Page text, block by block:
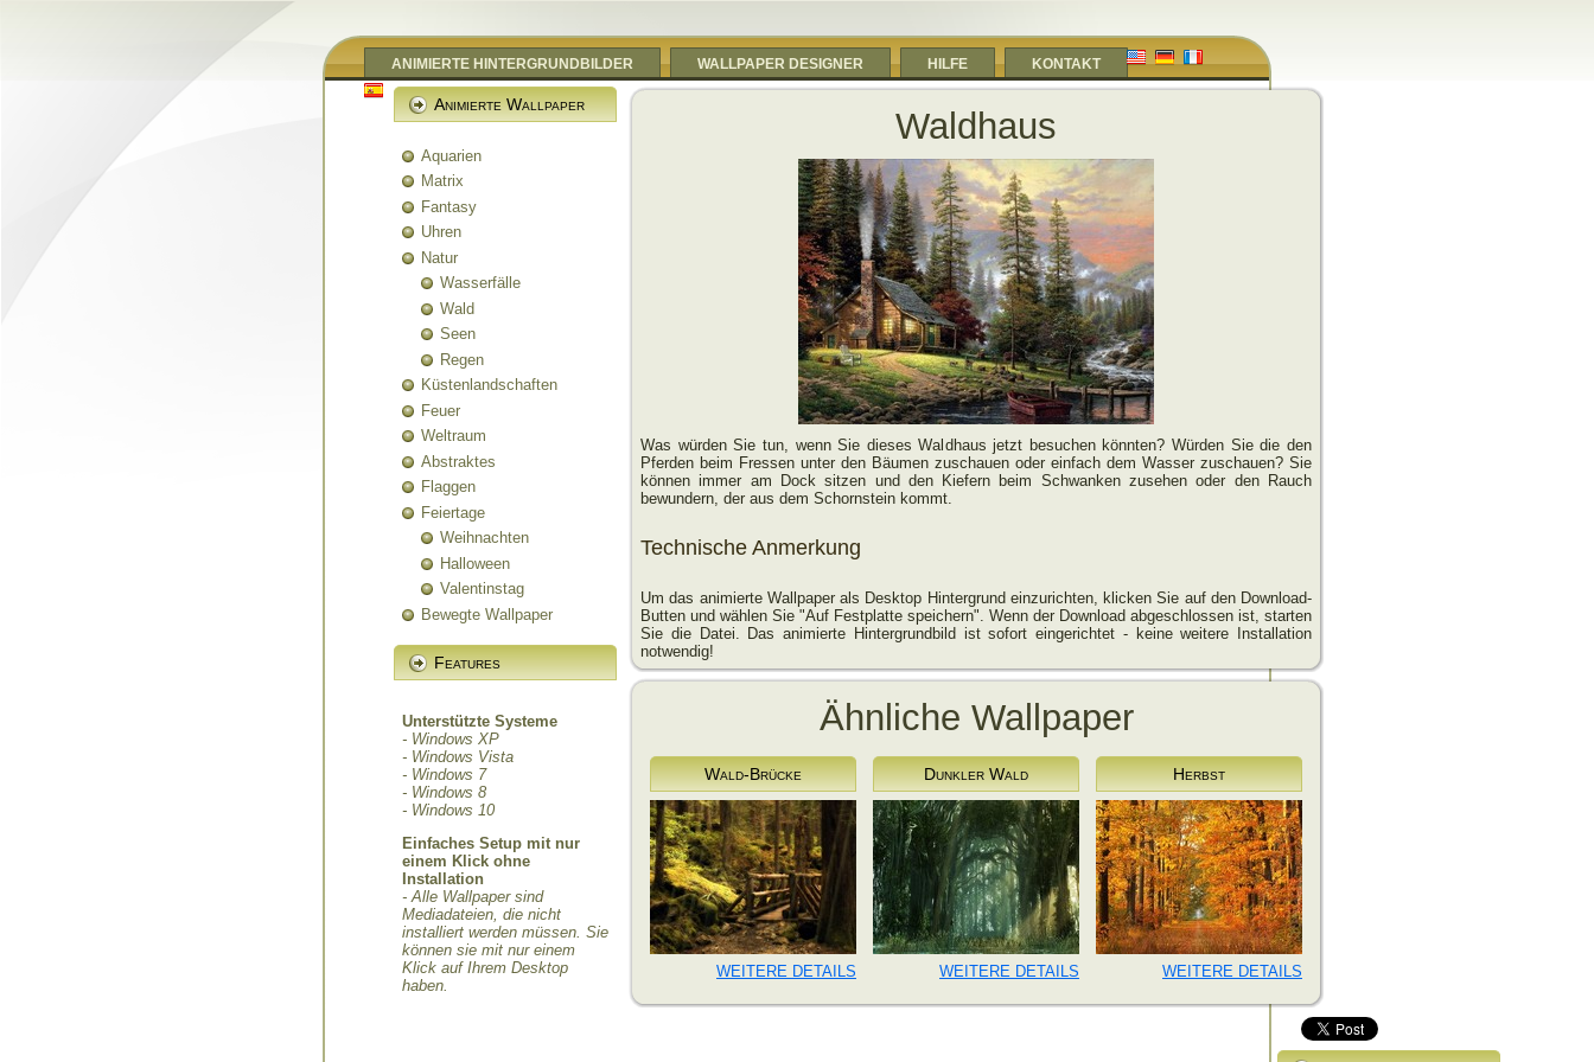
ANIMIERTE HINTERGRUNDBILDER WALLPAPER DESIGNER HILFE KONTAKT
Animierte Wallpaper
Aquarien
Matrix
Fantasy
Uhren
Natur
Wasserfälle
Wald
Seen
Regen
Küstenlandschaften
Feuer
Weltraum
Abstraktes
Flaggen
Feiertage
Weihnachten
Halloween
Valentinstag
Bewegte Wallpaper
Features
Unterstützte Systeme
- Windows XP
- Windows Vista
- Windows 7
- Windows 8
- Windows 10
Einfaches Setup mit nur
einem Klick ohne
Installation
- Alle Wallpaper sind
Mediadateien, die nicht
installiert werden müssen. Sie
können sie mit nur einem
Klick auf Ihrem Desktop
haben.
Waldhaus
Was würden Sie tun, wenn Sie dieses Waldhaus jetzt besuchen könnten? Würden Sie die den
Pferden beim Fressen unter den Bäumen zuschauen oder einfach dem Wasser zuschauen? Sie
können immer am Dock sitzen und den Kiefern beim Schwanken zusehen oder den Rauch
bewundern, der aus dem Schornstein kommt.
Technische Anmerkung
Um das animierte Wallpaper als Desktop Hintergrund einzurichten, klicken Sie auf den Download-
Butten und wählen Sie "Auf Festplatte speichern". Wenn der Download abgeschlossen ist, starten
Sie die Datei. Das animierte Hintergrundbild ist sofort eingerichtet - keine weitere Installation
notwendig!
Ähnliche Wallpaper
Wald-Brücke
WEITERE DETAILS
Dunkler Wald
WEITERE DETAILS
Herbst
WEITERE DETAILS